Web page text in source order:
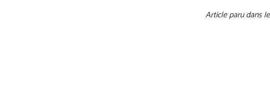
Article paru dans